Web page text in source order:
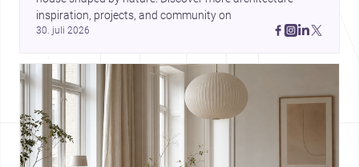
klart greb om fundament,
proportion og materialitet kan
give et hjem stærk karakter.
30. juli 2026